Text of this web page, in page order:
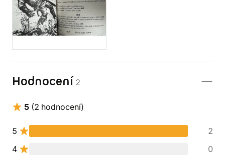
Hodnocení 2
5 (2 hodnocení)
5
2
4
0